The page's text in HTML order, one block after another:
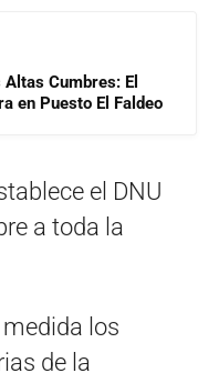
Cumbres: El
en Puesto El Faldeo
el DNU
a toda la
los
de la